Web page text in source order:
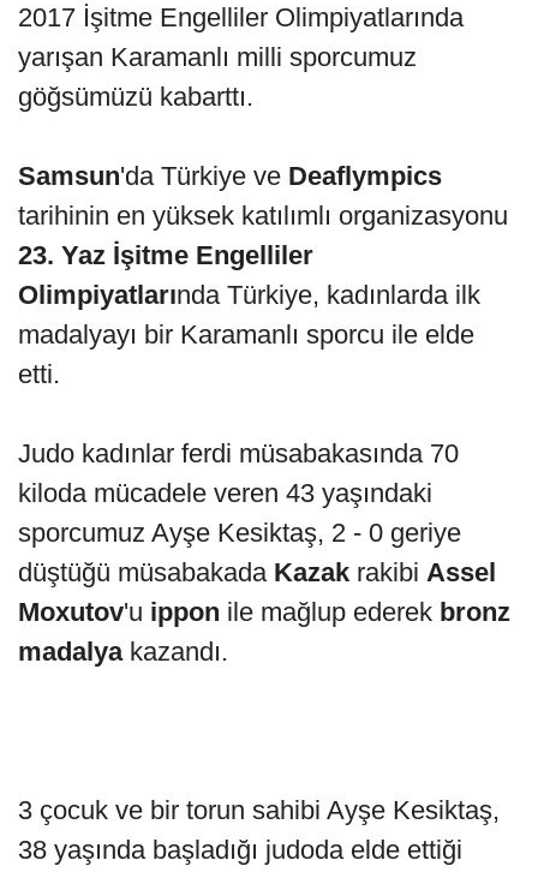
2017 İşitme Engelliler Olimpiyatlarında
yarışan Karamanlı milli sporcumuz
göğsümüzü kabarttı.
Samsun'da Türkiye ve Deaflympics
tarihinin en yüksek katılımlı organizasyonu
23. Yaz İşitme Engelliler
Olimpiyatlarında Türkiye, kadınlarda ilk
madalyayı bir Karamanlı sporcu ile elde
etti.
Judo kadınlar ferdi müsabakasında 70
kiloda mücadele veren 43 yaşındaki
sporcumuz Ayşe Kesiktaş, 2 - 0 geriye
düştüğü müsabakada Kazak rakibi Assel
Moxutov'u ippon ile mağlup ederek bronz
madalyakazandı.
3 çocuk ve bir torun sahibi Ayşe Kesiktaş,
38 yaşında başladığı judoda elde ettiği